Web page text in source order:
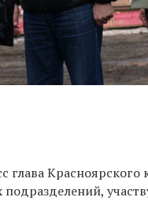
глава
подразделений,